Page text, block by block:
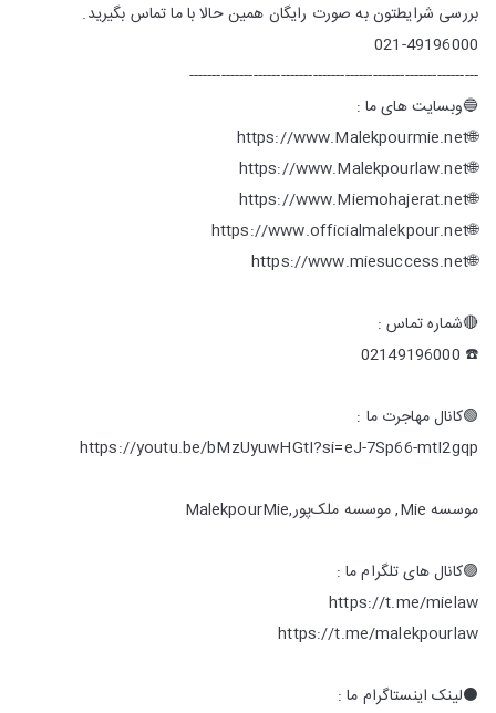
بررسی شرایطتون به صورت رایگان همین حالا با ما تماس بگیرید.
021-49196000
---------------------------------------------------------------
🔵وبسایت های ما :
🌐https://www.Malekpourmie.net
🌐https://www.Malekpourlaw.net
🌐https://www.Miemohajerat.net
🌐https://www.officialmalekpour.net
🌐https://www.miesuccess.net
🔴شماره تماس :
☎️ 02149196000
🟢کانال مهاجرت ما :
https://youtu.be/bMzUyuwHGtI?si=eJ-7Sp66-mtI2gqp
موسسه Mie, موسسه ملک‌پور,MalekpourMie
🟣کانال های تلگرام ما :
https://t.me/mielaw
https://t.me/malekpourlaw
⚫️لینک اینستاگرام ما :